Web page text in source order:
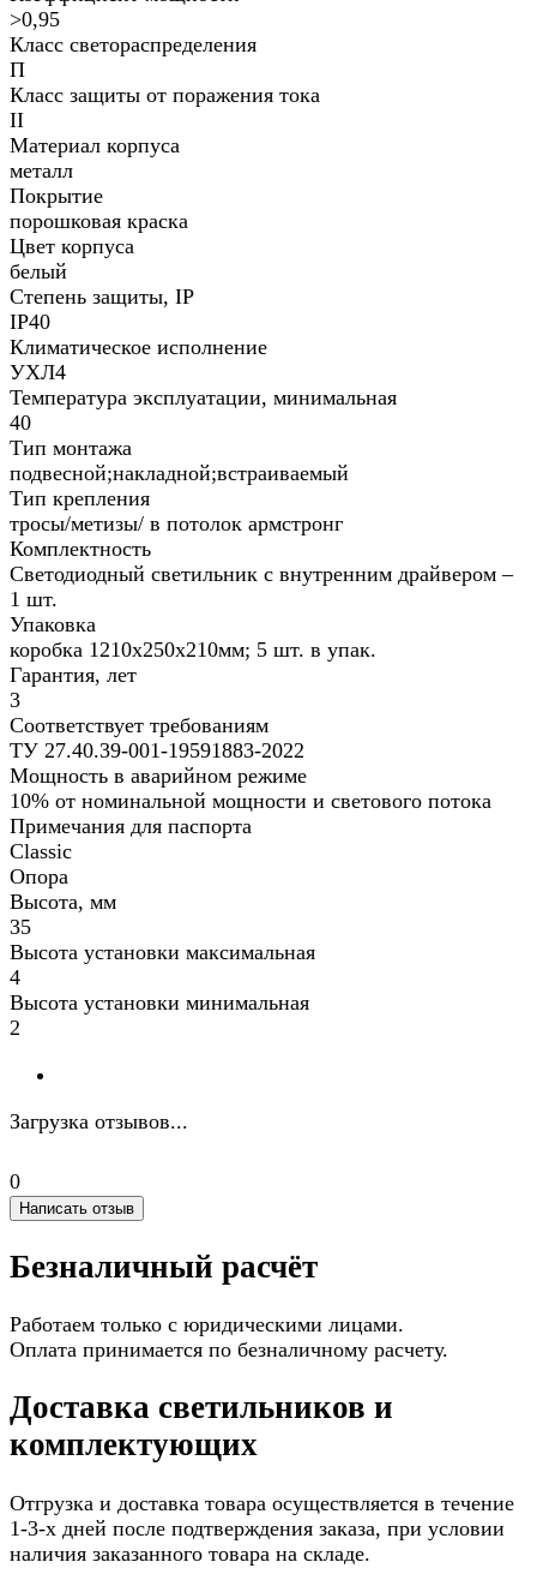
>0,95
Класс светораспределения
П
Класс защиты от поражения тока
II
Материал корпуса
металл
Покрытие
порошковая краска
Цвет корпуса
белый
Степень защиты, IP
IP40
Климатическое исполнение
УХЛ4
Температура эксплуатации, минимальная
40
Тип монтажа
подвесной;накладной;встраиваемый
Тип крепления
тросы/метизы/ в потолок армстронг
Комплектность
Светодиодный светильник с внутренним драйвером –
1 шт.
Упаковка
коробка 1210х250х210мм; 5 шт. в упак.
Гарантия, лет
3
Соответствует требованиям
ТУ 27.40.39-001-19591883-2022
Мощность в аварийном режиме
10% от номинальной мощности и светового потока
Примечания для паспорта
Classic
Опора
Высота, мм
35
Высота установки максимальная
4
Высота установки минимальная
2
Загрузка отзывов...
0
Написать отзыв
Безналичный расчёт
Работаем только с юридическими лицами.
Оплата принимается по безналичному расчету.
Доставка светильников и
комплектующих
Отгрузка и доставка товара осуществляется в течение
1-3-х дней после подтверждения заказа, при условии
наличия заказанного товара на складе.